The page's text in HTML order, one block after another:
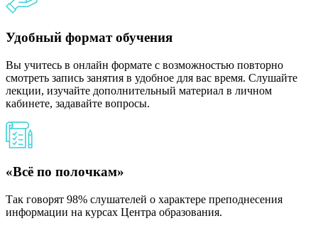
Удобный формат обучения
Вы учитесь в онлайн формате с возможностью повторно
смотреть запись занятия в удобное для вас время. Слушайте
лекции, изучайте дополнительный материал в личном
кабинете, задавайте вопросы.
«Всё по полочкам»
Так говорят 98% слушателей о характере преподнесения
информации на курсах Центра образования.